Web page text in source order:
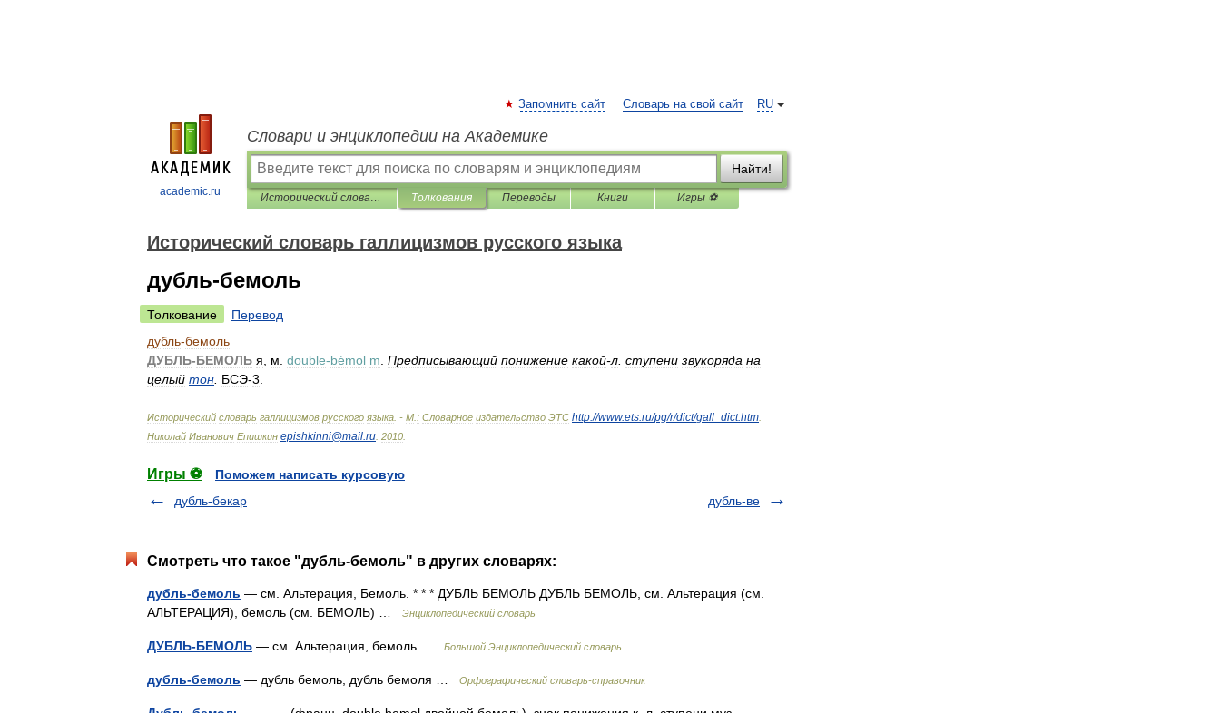
academic.ru
RU
Запомнить сайт Словарь на свой сайт
Словари и энциклопедии на Академике
Найти!
Исторический словарь галлицизмов русского языка Толкования Переводы Книги Игры ⚽
Исторический словарь галлицизмов русского языка
дубль-бемоль
Толкование
Перевод
дубль-бемоль
ДУБЛЬ-БЕМОЛЬ я м double-bémol m Предписывающий понижение какой-л ступени звукоряда на
целый тон БСЭ-3
Исторический словарь галлицизмов русского языка . - М : Словарное издательство ЭТС http://www.ets.ru/pg/r/dict/gall dict.htm
Николай Иванович Епишкин epishkinni@mail.ru 2010
Игры ⚽
Поможем написать курсовую
дубль-бекар
дубль-ве
Смотреть что такое "дубль-бемоль" в других словарях:
дубль-бемоль — см. Альтерация, Бемоль. * * * ДУБЛЬ БЕМОЛЬ ДУБЛЬ БЕМОЛЬ, см. Альтерация (см.
АЛЬТЕРАЦИЯ), бемоль (см. БЕМОЛЬ) …
Энциклопедический словарь
ДУБЛЬ-БЕМОЛЬ — см. Альтерация, бемоль … Большой Энциклопедический словарь
дубль-бемоль — дубль бемоль, дубль бемоля … Орфографический словарь-справочник